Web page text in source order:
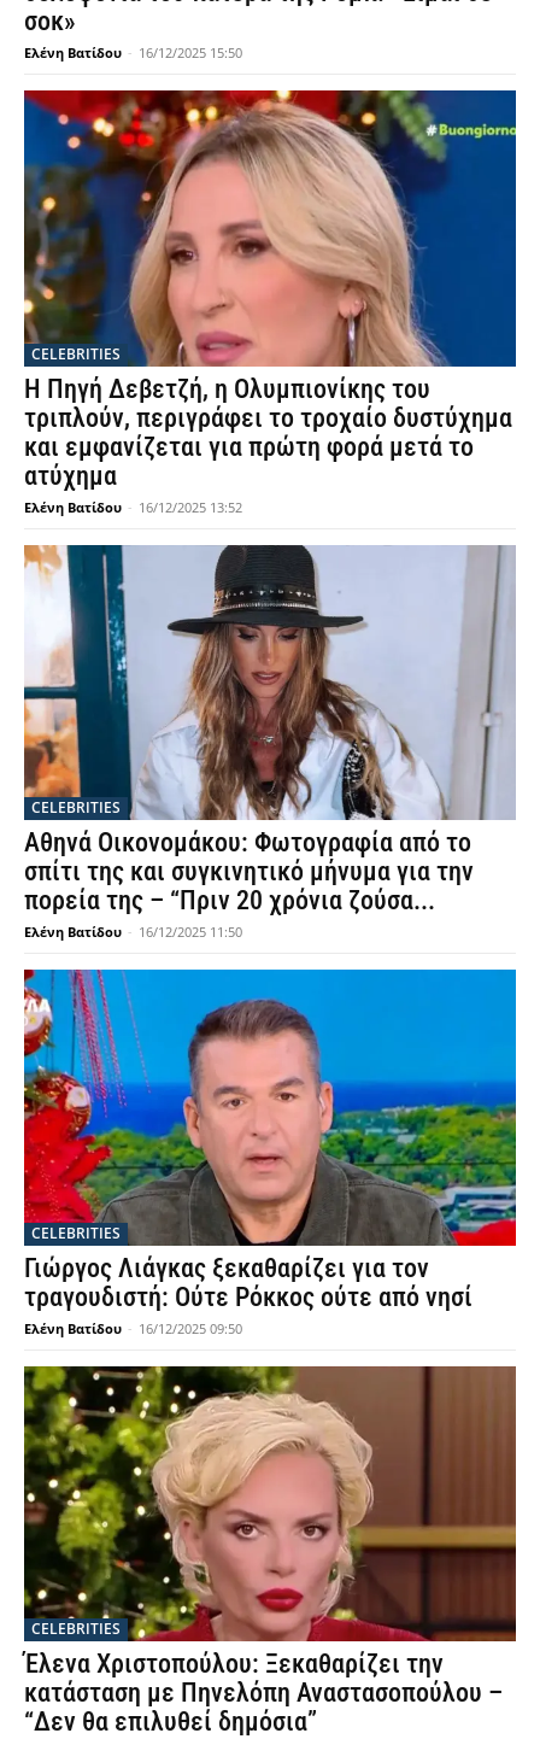
σοκ»
Ελένη Βατίδου - 16/12/2025 15:50
CELEBRITIES
Η Πηγή Δεβετζή, η Ολυμπιονίκης του
τριπλούν, περιγράφει το τροχαίο δυστύχημα
και εμφανίζεται για πρώτη φορά μετά το
ατύχημα
Ελένη Βατίδου - 16/12/2025 13:52
CELEBRITIES
Αθηνά Οικονομάκου: Φωτογραφία από το
σπίτι της και συγκινητικό μήνυμα για την
πορεία της – “Πριν 20 χρόνια ζούσα...
Ελένη Βατίδου - 16/12/2025 11:50
CELEBRITIES
Γιώργος Λιάγκας ξεκαθαρίζει για τον
τραγουδιστή: Ούτε Ρόκκος ούτε από νησί
Ελένη Βατίδου - 16/12/2025 09:50
CELEBRITIES
Έλενα Χριστοπούλου: Ξεκαθαρίζει την
κατάσταση με Πηνελόπη Αναστασοπούλου –
“Δεν θα επιλυθεί δημόσια”